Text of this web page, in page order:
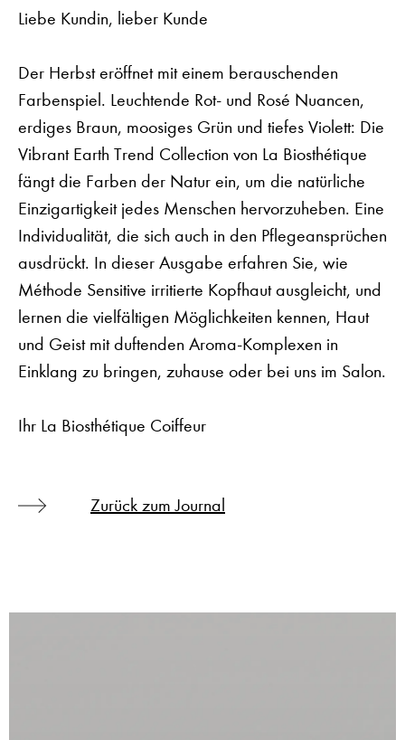
Liebe Kundin, lieber Kunde
Der Herbst eröffnet mit einem berauschenden
Farbenspiel. Leuchtende Rot- und Rosé Nuancen,
erdiges Braun, moosiges Grün und tiefes Violett: Die
Vibrant Earth Trend Collection von La Biosthétique
fängt die Farben der Natur ein, um die natürliche
Einzigartigkeit jedes Menschen hervorzuheben. Eine
Individualität, die sich auch in den Pflegeansprüchen
ausdrückt. In dieser Ausgabe erfahren Sie, wie
Méthode Sensitive irritierte Kopfhaut ausgleicht, und
lernen die vielfältigen Möglichkeiten kennen, Haut
und Geist mit duftenden Aroma-Komplexen in
Einklang zu bringen, zuhause oder bei uns im Salon.
Ihr La Biosthétique Coiffeur
Zurück zum Journal